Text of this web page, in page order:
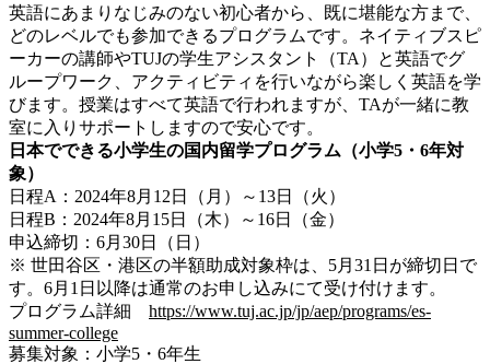
英語にあまりなじみのない初心者から、既に堪能な方まで、
どのレベルでも参加できるプログラムです。ネイティブスピ
ーカーの講師やTUJの学生アシスタント（TA）と英語でグ
ループワーク、アクティビティを行いながら楽しく英語を学
びます。授業はすべて英語で行われますが、TAが一緒に教
室に入りサポートしますので安心です。
日本でできる小学生の国内留学プログラム（小学5・6年対
象）
日程A：2024年8月12日（月）～13日（火）
日程B：2024年8月15日（木）～16日（金）
申込締切：6月30日（日）
※ 世田谷区・港区の半額助成対象枠は、5月31日が締切日で
す。6月1日以降は通常のお申し込みにて受け付けます。
プログラム詳細 https://www.tuj.ac.jp/jp/aep/programs/es-
summer-college
募集対象：小学5・6年生